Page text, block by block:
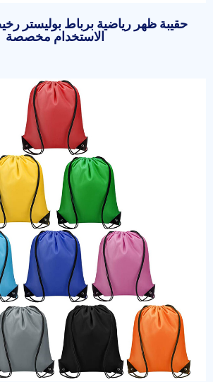
حقيبة ظهر رياضية برباط بوليستر
الاستخدام مخصصة